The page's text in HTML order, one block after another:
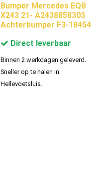
Bumper Mercedes EQB
X243 21- A2438858303
Achterbumper F3-18454
Direct leverbaar
Binnen 2 werkdagen geleverd.
Sneller op te halen in
Hellevoetsluis.